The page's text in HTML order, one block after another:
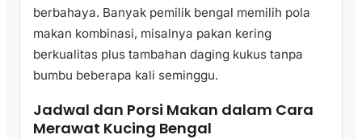
berbahaya. Banyak pemilik bengal memilih pola
makan kombinasi, misalnya pakan kering
berkualitas plus tambahan daging kukus tanpa
bumbu beberapa kali seminggu.
Jadwal dan Porsi Makan dalam Cara
Merawat Kucing Bengal